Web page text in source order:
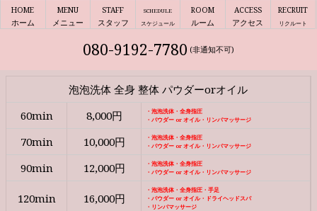
HOME
ホーム
MENU
メニュー
STAFF
スタッフ
SCHEDULE
スケジュール
ROOM
ルーム
ACCESS
アクセス
RECRUIT
リクルート
080-9192-7780 (非通知不可)
泡泡洗体 全身 整体 パウダーorオイル
60min
8,000円
・泡泡洗体・全身指圧
・パウダー or オイル・リンパマッサージ
70min 10,000円
・泡泡洗体・全身指圧
・パウダー or オイル・リンパマッサージ
90min 12,000円
・泡泡洗体・全身指圧
・パウダー or オイル・リンパマッサージ
120min 16,000円
・泡泡洗体・全身指圧・手足
・パウダー or オイル・ドライヘッドスパ
・リンパマッサージ